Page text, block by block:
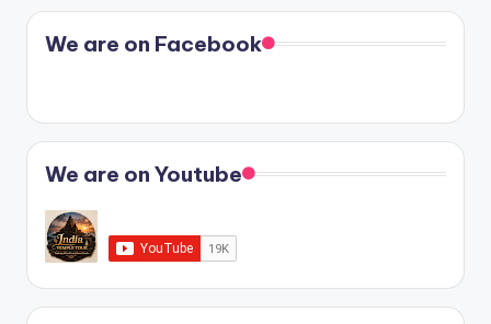
We are on Facebook
We are on Youtube